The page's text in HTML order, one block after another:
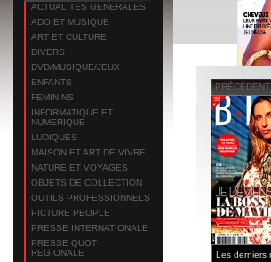
ACTUALITES GENERALES
ADO ET MUSIQUE
ART ET CULTURE
DIVERS
DVD/MUSIQUE/JEUX
ENFANTS
FEMININS
INFORMATIQUE ET
NUMERIQUE
LUDIQUES
MAISON ET ART DE VIVRE
NATURE ET VOYAGES
OBJETS DE COLLECTION
OUTILS PROFESSIONNELS
PICTURE PEOPLE
PRESSE INTERNATIONALE
PRESSE QUOT
REGIONALE
PRÉCÉDENT